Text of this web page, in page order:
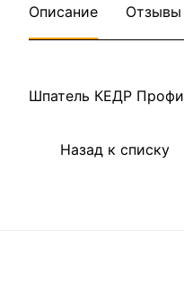
Описание Отзывы
Шпатель КЕДР
Назад к списку